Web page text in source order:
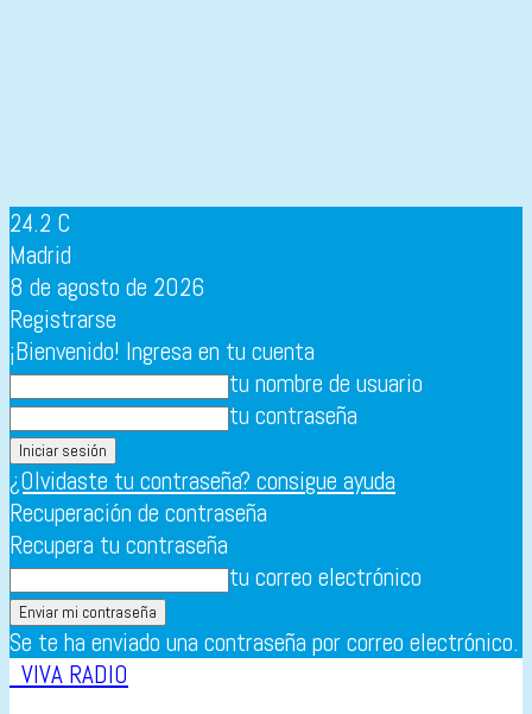
24.2 C
Madrid
8 de agosto de 2026
Registrarse
¡Bienvenido! Ingresa en tu cuenta
tu nombre de usuario
tu contraseña
¿Olvidaste tu contraseña? consigue ayuda
Recuperación de contraseña
Recupera tu contraseña
tu correo electrónico
Se te ha enviado una contraseña por correo electrónico.
VIVA RADIO